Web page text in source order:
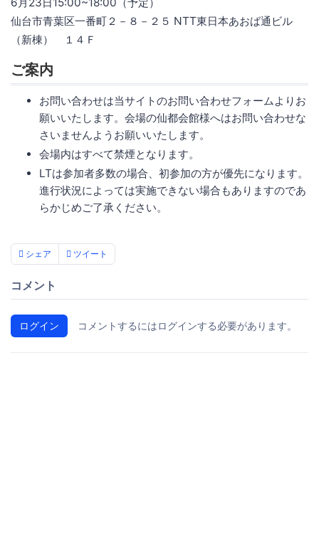
仙台市青葉区一番町２－８－２５ NTT東日本あおば通ビル
（新棟） １４Ｆ
ご案内
お問い合わせは当サイトのお問い合わせフォームよりお
願いいたします。会場の仙都会館様へはお問い合わせな
さいませんようお願いいたします。
会場内はすべて禁煙となります。
LTは参加者多数の場合、初参加の方が優先になります。
進行状況によっては実施できない場合もありますのであ
らかじめご了承ください。
シェア ツイート
コメント
ログイン コメントするにはログインする必要があります。